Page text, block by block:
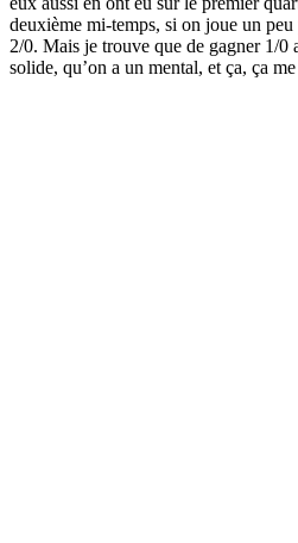
deuxième mi-temps, si on joue un
2/0. Mais je trouve que de gagner 1/0
solide, qu’on a un mental, et ça, ça